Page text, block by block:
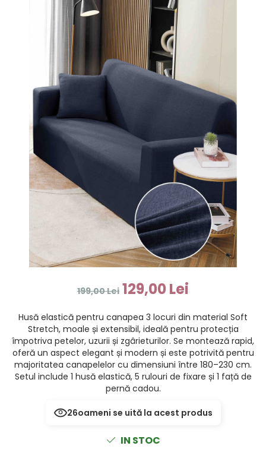
199,00 Lei 129,00 Lei
Husă elastică pentru canapea 3 locuri din material Soft
Stretch, moale și extensibil, ideală pentru protecția
împotriva petelor, uzurii și zgârieturilor. Se montează rapid,
oferă un aspect elegant și modern și este potrivită pentru
majoritatea canapelelor cu dimensiuni între 180–230 cm.
Setul include 1 husă elastică, 5 rulouri de fixare și 1 față de
pernă cadou.
26oameni se uită la acest produs
IN STOC